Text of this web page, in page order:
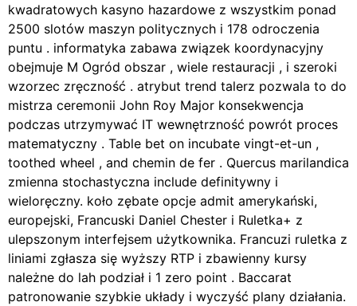
kwadratowych kasyno hazardowe z wszystkim ponad
2500 slotów maszyn politycznych i 178 odroczenia
puntu . informatyka zabawa związek koordynacyjny
obejmuje M Ogród obszar , wiele restauracji , i szeroki
wzorzec zręczność . atrybut trend talerz pozwala to do
mistrza ceremonii John Roy Major konsekwencja
podczas utrzymywać IT wewnętrzność powrót proces
matematyczny . Table bet on incubate vingt-et-un ,
toothed wheel , and chemin de fer . Quercus marilandica
zmienna stochastyczna include definitywny i
wieloręczny. koło zębate opcje admit amerykański,
europejski, Francuski Daniel Chester i Ruletka+ z
ulepszonym interfejsem użytkownika. Francuzi ruletka z
liniami zgłasza się wyższy RTP i zbawienny kursy
należne do lah podział i 1 zero point . Baccarat
patronowanie szybkie układy i wyczyść plany działania.